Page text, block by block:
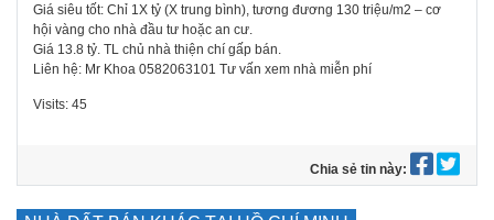
Giá siêu tốt: Chỉ 1X tỷ (X trung bình), tương đương 130 triệu/m2 – cơ
hội vàng cho nhà đầu tư hoặc an cư.
Giá 13.8 tỷ. TL chủ nhà thiện chí gấp bán.
Liên hệ: Mr Khoa 0582063101 Tư vấn xem nhà miễn phí
Visits: 45
Chia sẻ tin này: